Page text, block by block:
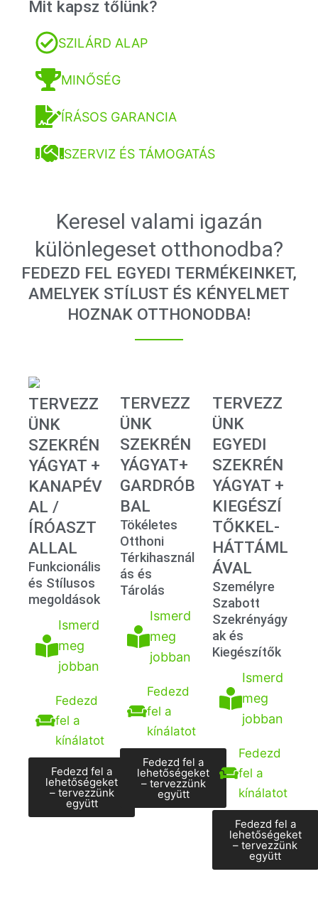
Mit kapsz tőlünk?
SZILÁRD ALAP
MINŐSÉG
ÍRÁSOS GARANCIA
SZERVIZ ÉS TÁMOGATÁS
Keresel valami igazán
különlegeset otthonodba?
FEDEZD FEL EGYEDI TERMÉKEINKET,
AMELYEK STÍLUST ÉS KÉNYELMET
HOZNAK OTTHONODBA!
TERVEZZ
ÜNK
SZEKRÉN
YÁGYAT +
KANAPÉV
AL /
ÍRÓASZT
ALLAL
Funkcionális
és Stílusos
megoldások
Ismerd
meg
jobban
Fedezd
fel a
kínálatot
Fedezd fel a
lehetőségeket
– tervezzünk
együtt
TERVEZZ
ÜNK
SZEKRÉN
YÁGYAT+
GARDRÓB
BAL
Tökéletes
Otthoni
Térkihasznál
ás és
Tárolás
Ismerd
meg
jobban
Fedezd
fel a
kínálatot
Fedezd fel a
lehetőségeket
– tervezzünk
együtt
TERVEZZ
ÜNK
EGYEDI
SZEKRÉN
YÁGYAT +
KIEGÉSZÍ
TŐKKEL-
HÁTTÁML
ÁVAL
Személyre
Szabott
Szekrényágy
ak és
Kiegészítők
Ismerd
meg
jobban
Fedezd
fel a
kínálatot
Fedezd fel a
lehetőségeket
– tervezzünk
együtt